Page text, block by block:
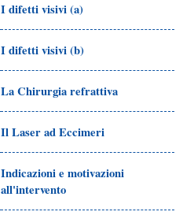
I difetti visivi (a)
I difetti visivi (b)
La Chirurgia refrattiva
Il Laser ad Eccimeri
Indicazioni e motivazioni
all'intervento